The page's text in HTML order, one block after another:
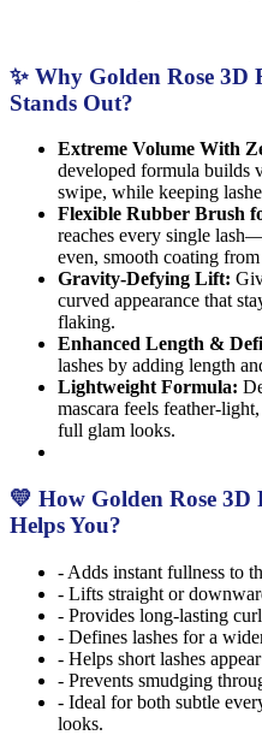
✨ Why Golden Rose 3D
Stands Out?
Extreme Volume With
developed formula builds
swipe, while keeping
Flexible Rubber Brush
reaches every single
even, smooth coating
Gravity-Defying Lift:
curved appearance that
flaking.
Enhanced Length &
lashes by adding length
Lightweight Formula:
mascara feels feather-
full glam looks.
💛 How Golden Rose
Helps You?
- Adds instant fullness to
- Lifts straight or
- Provides long-lasting
- Defines lashes for a
- Helps short lashes
- Prevents smudging
- Ideal for both subtle
looks.